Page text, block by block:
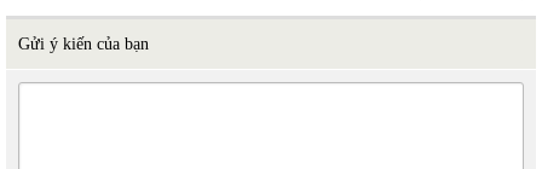
Gửi ý kiến của bạn